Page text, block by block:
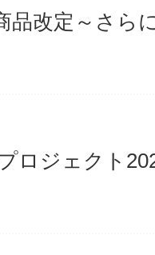
品改定～さら
ロジェクト